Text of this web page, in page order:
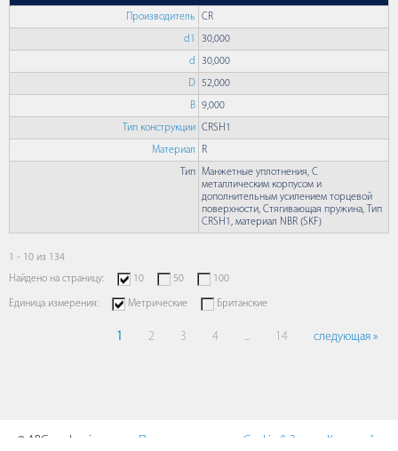
Производитель CR
d1 30,000
d 30,000
D 52,000
B 9,000
Тип конструкции CRSH1
Материал R
Тип Манжетные уплотнения, С
металлическим корпусом и
дополнительным усилением торцевой
поверхности, Стягивающая пружина, Тип
CRSH1, материал NBR (SKF)
1 - 10 из 134
Найдено на страницу:
10 50 100
Единица измерения: Метрические Британские
1 2 3 4 ... 14 следующая »
© ABCmechanics.com,
Пользовательское
Cookie & Защита
Карта сайта